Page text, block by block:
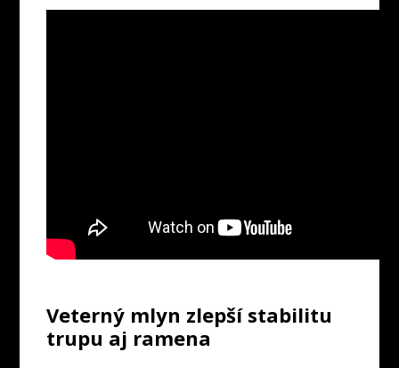
Veterný mlyn zlepší stabilitu
trupu aj ramena